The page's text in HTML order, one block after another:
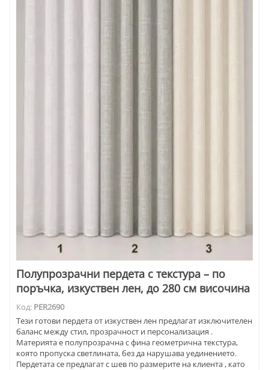
Полупрозрачни пердета с текстура – по
поръчка, изкуствен лен, до 280 см височина
Код: PER2690
Тези готови пердета от изкуствен лен предлагат изключителен
баланс между стил, прозрачност и персонализация .
Материята е полупрозрачна с фина геометрична текстура,
която пропуска светлината, без да нарушава уединението.
Пердетата се предлагат с шев по размерите на клиента , като